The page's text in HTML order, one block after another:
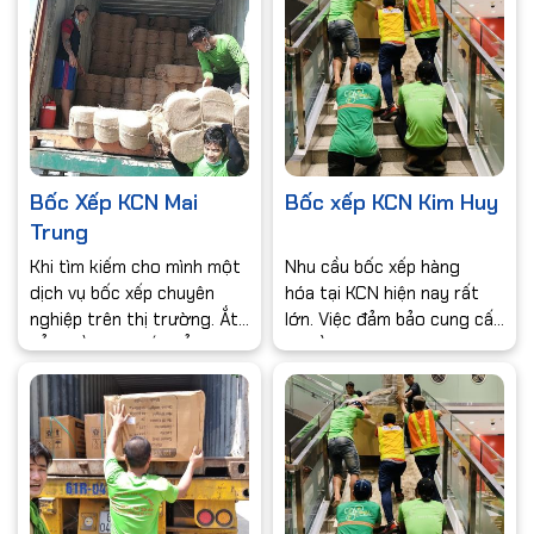
cho thuê bốc xếp.Với nhiều
năm kinh nghiệm lĩnh vực
bốc xếp hàng hoá .
hàng sự yên tâm về dịch vụ
và hài lòng về giá dịch vụ.
Hãy đến với chúng tôi để
có một dịch vụ bốc xếp
hàng hóa tốt nhất.
Bốc Xếp KCN Mai
Trung
Khi tìm kiếm cho mình một
dịch vụ bốc xếp chuyên
nghiệp trên thị trường. Ắt
hẳn điều mà chắc hẳn
khách hàng mong muốn khi
sử dụng dịch vụ đó chính là
lợi ích mà khách hàng nhận
được sau khi sử dụng.
Bốc xếp KCN Kim Huy
Nhu cầu bốc xếp hàng
hóa tại KCN hiện nay rất
lớn. Việc đảm bảo cung cấp
nguồn nhân lực và có mặt
nhanh chóng là đều cần
thiết nhất ở các khách
hàng.